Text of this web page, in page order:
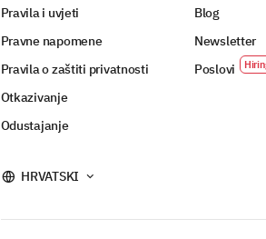
Pravila i uvjeti
Pravne napomene
Pravila o zaštiti privatnosti
Otkazivanje
Odustajanje
Blog
Newsletter
Poslovi
HRVATSKI